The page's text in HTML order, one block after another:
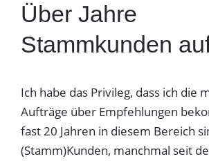
Über Jahre
Stammkunden
Ich habe das Privileg, dass ich die
Aufträge über Empfehlungen
fast 20 Jahren in diesem Bereich
(Stamm)Kunden, manchmal seit